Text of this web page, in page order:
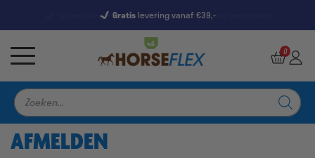
Gratislevering vanaf €39,-
9,5 7246 Reviews
Producten
zoeken
0
AFMELDEN